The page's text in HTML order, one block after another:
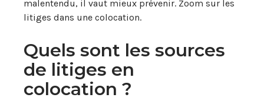
malentendu, il vaut mieux prévenir. Zoom sur les
litiges dans une colocation.
Quels sont les sources
de litiges en
colocation ?